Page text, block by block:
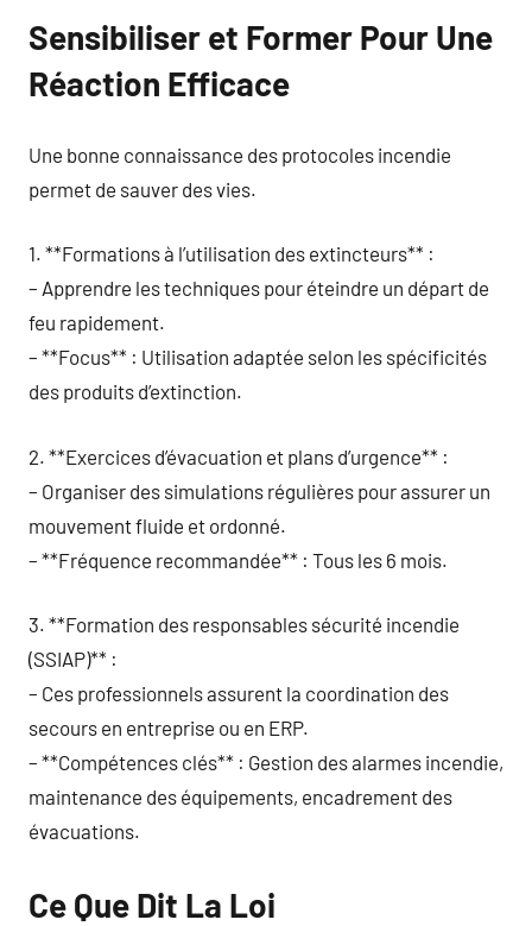
Sensibiliser et Former Pour Une
Réaction Efficace
Une bonne connaissance des protocoles incendie
permet de sauver des vies.
1. **Formations à l’utilisation des extincteurs** :
– Apprendre les techniques pour éteindre un départ de
feu rapidement.
– **Focus** : Utilisation adaptée selon les spécificités
des produits d’extinction.
2. **Exercices d’évacuation et plans d’urgence** :
– Organiser des simulations régulières pour assurer un
mouvement fluide et ordonné.
– **Fréquence recommandée** : Tous les 6 mois.
3. **Formation des responsables sécurité incendie
(SSIAP)** :
– Ces professionnels assurent la coordination des
secours en entreprise ou en ERP.
– **Compétences clés** : Gestion des alarmes incendie,
maintenance des équipements, encadrement des
évacuations.
Ce Que Dit La Loi